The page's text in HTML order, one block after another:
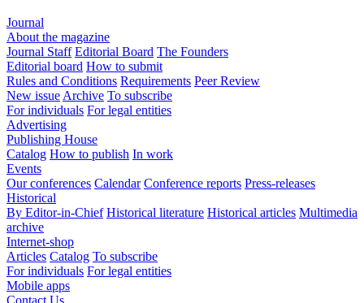
Journal
About the magazine
Journal Staff Editorial Board The Founders
Editorial board How to submit
Rules and Conditions Requirements Peer Review
New issue Archive To subscribe
For individuals For legal entities
Advertising
Publishing House
Catalog How to publish In work
Events
Our conferences Calendar Conference reports Press-releases
Historical
By Editor-in-Chief Historical literature Historical articles Multimedia
archive
Internet-shop
Articles Catalog To subscribe
For individuals For legal entities
Mobile apps
Contact Us